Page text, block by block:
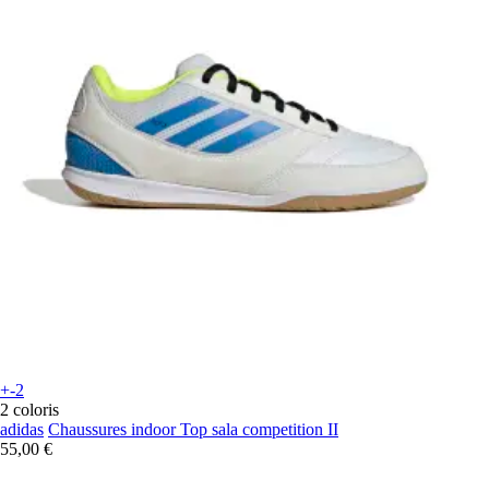
+-2
2 coloris
adidas Chaussures indoor Top sala competition II
55,00 €